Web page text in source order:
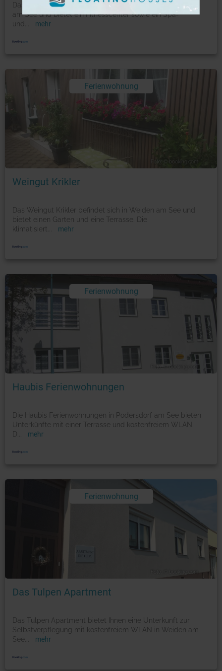
Das Boutique Appartement # 26 befindet sich in Neusiedl
am See und bietet ein Fitnesscenter sowie ein Spa-
und
mehr
Ferienwohnung
Foto: © booking.com
Weingut Krikler
Das Weingut Krikler befindet sich in Weiden am See und
bietet einen Garten und eine Terrasse. Die
klimatisiert
mehr
Ferienwohnung
Foto: © booking.com
Haubis Ferienwohnungen
Die Haubis Ferienwohnungen in Podersdorf am See bieten
Unterkünfte mit einer Terrasse und kostenfreiem WLAN.
D
mehr
Ferienwohnung
Foto: © booking.com
Das Tulpen Apartment
Das Tulpen Apartment bietet Ihnen eine Unterkunft zur
Selbstverpflegung mit kostenfreiem WLAN in Weiden am
See
mehr